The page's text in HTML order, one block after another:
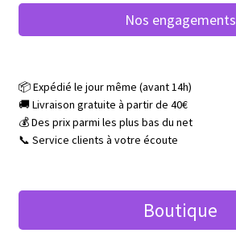
Nos engagements
📦 Expédié le jour même (avant 14h)
🚚 Livraison gratuite à partir de 40€
💰 Des prix parmi les plus bas du net
📞 Service clients à votre écoute
Boutique